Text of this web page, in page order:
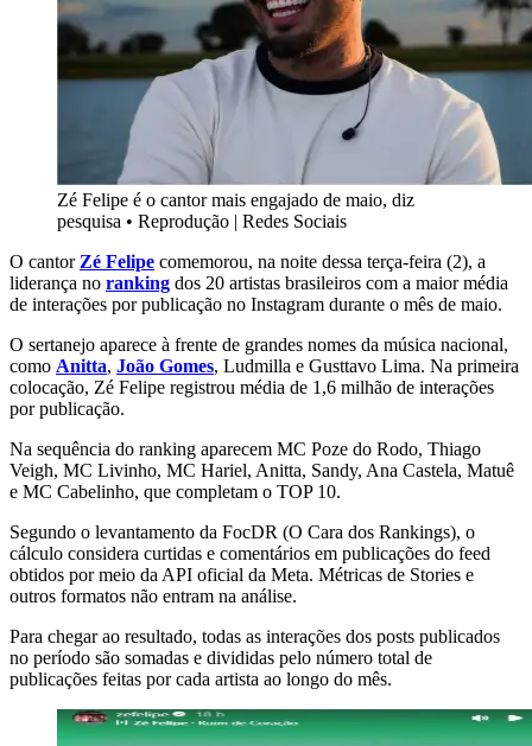
Zé Felipe é o cantor mais engajado de maio, diz
pesquisa • Reprodução | Redes Sociais
O cantor Zé Felipe comemorou, na noite dessa terça-feira (2), a
liderança no ranking dos 20 artistas brasileiros com a maior média
de interações por publicação no Instagram durante o mês de maio.
O sertanejo aparece à frente de grandes nomes da música nacional,
como Anitta, João Gomes, Ludmilla e Gusttavo Lima. Na primeira
colocação, Zé Felipe registrou média de 1,6 milhão de interações
por publicação.
Na sequência do ranking aparecem MC Poze do Rodo, Thiago
Veigh, MC Livinho, MC Hariel, Anitta, Sandy, Ana Castela, Matuê
e MC Cabelinho, que completam o TOP 10.
Segundo o levantamento da FocDR (O Cara dos Rankings), o
cálculo considera curtidas e comentários em publicações do feed
obtidos por meio da API oficial da Meta. Métricas de Stories e
outros formatos não entram na análise.
Para chegar ao resultado, todas as interações dos posts publicados
no período são somadas e divididas pelo número total de
publicações feitas por cada artista ao longo do mês.